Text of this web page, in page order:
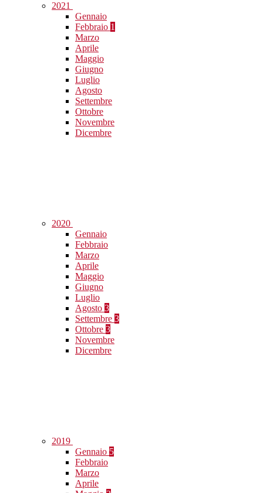
2021
Gennaio
Febbraio 1
Marzo
Aprile
Maggio
Giugno
Luglio
Agosto
Settembre
Ottobre
Novembre
Dicembre
2020
Gennaio
Febbraio
Marzo
Aprile
Maggio
Giugno
Luglio
Agosto 3
Settembre 3
Ottobre 3
Novembre
Dicembre
2019
Gennaio 5
Febbraio
Marzo
Aprile